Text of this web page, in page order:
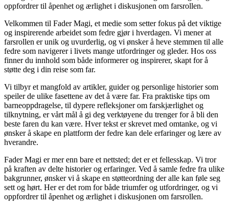
oppfordrer til åpenhet og ærlighet i diskusjonen om farsrollen.
Velkommen til Fader Magi, et medie som setter fokus på det viktige
og inspirerende arbeidet som fedre gjør i hverdagen. Vi mener at
farsrollen er unik og uvurderlig, og vi ønsker å heve stemmen til alle
fedre som navigerer i livets mange utfordringer og gleder. Hos oss
finner du innhold som både informerer og inspirerer, skapt for å
støtte deg i din reise som far.
Vi tilbyr et mangfold av artikler, guider og personlige historier som
speiler de ulike fasettene av det å være far. Fra praktiske tips om
barneoppdragelse, til dypere refleksjoner om farskjærlighet og
tilknytning, er vårt mål å gi deg verktøyene du trenger for å bli den
beste faren du kan være. Hver tekst er skrevet med omtanke, og vi
ønsker å skape en plattform der fedre kan dele erfaringer og lære av
hverandre.
Fader Magi er mer enn bare et nettsted; det er et fellesskap. Vi tror
på kraften av delte historier og erfaringer. Ved å samle fedre fra ulike
bakgrunner, ønsker vi å skape en støtteordning der alle kan føle seg
sett og hørt. Her er det rom for både triumfer og utfordringer, og vi
oppfordrer til åpenhet og ærlighet i diskusjonen om farsrollen.